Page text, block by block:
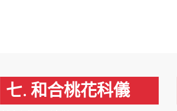
七. 和合桃花科儀